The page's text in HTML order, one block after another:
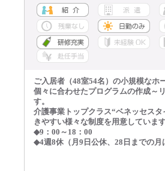
ご入居者（48室54名）の小規模なホ
個々に合わせたプログラムの作成～
す。
介護事業トップクラス“ベネッセス
きやすい様々な制度を用意しています
◆9：00～18：00
◆4週8休（月9日公休、28日までの月